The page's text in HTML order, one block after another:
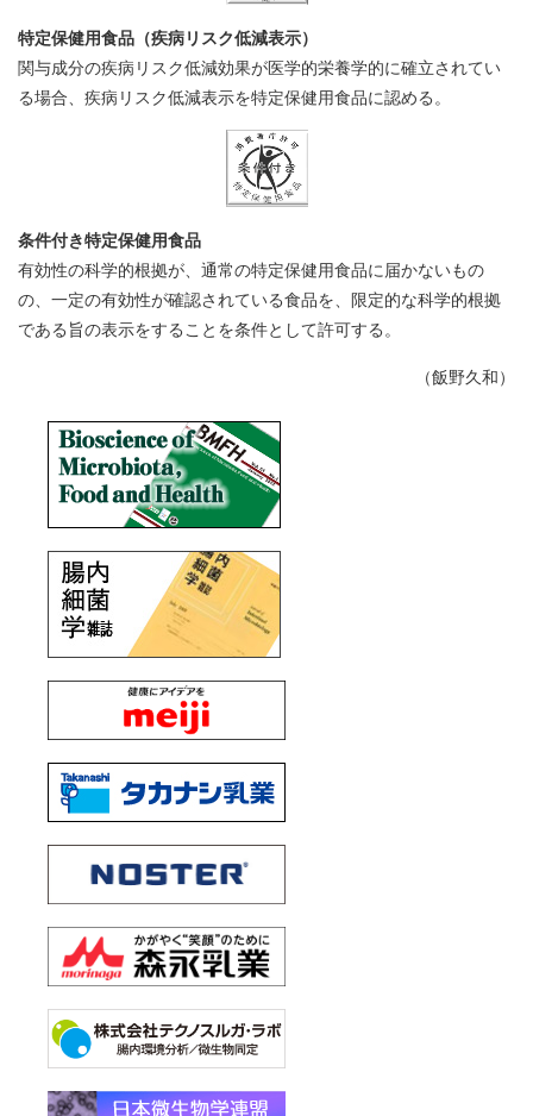
特定保健用食品（疾病リスク低減表示）
関与成分の疾病リスク低減効果が医学的栄養学的に確立されてい
る場合、疾病リスク低減表示を特定保健用食品に認める。
条件付き特定保健用食品
有効性の科学的根拠が、通常の特定保健用食品に届かないもの
の、一定の有効性が確認されている食品を、限定的な科学的根拠
である旨の表示をすることを条件として許可する。
（飯野久和）